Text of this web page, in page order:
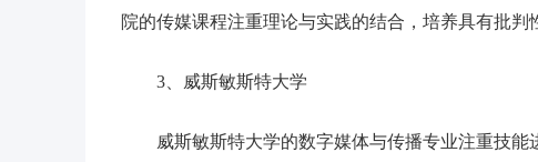
院的传媒课程注重理论与实践的结合，培养具有批判
‌3、威斯敏斯特大学‌
威斯敏斯特大学的数字媒体与传播专业注重技能